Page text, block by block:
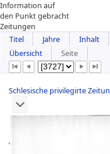
Information auf
den Punkt gebracht
Zeitungen
Titel
Jahre
Inhalt
Übersicht
Seite
Schlesische privilegirte